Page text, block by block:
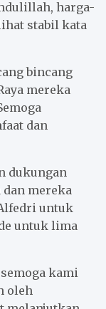
harga-
stabil kata
bincang
mereka
dan
dukungan
mereka
untuk
untuk lima
kami
oleh